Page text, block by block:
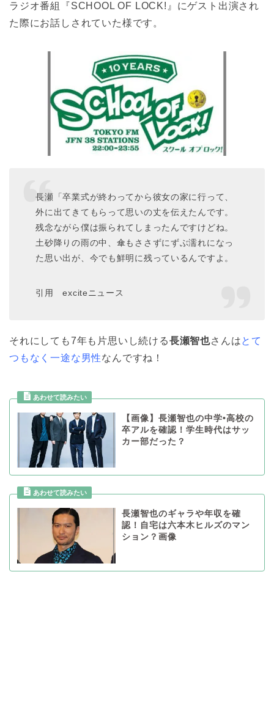
ラジオ番組『SCHOOL OF LOCK!』にゲスト出演され
た際にお話しされていた様です。
長瀬「卒業式が終わってから彼女の家に行って、
外に出てきてもらって思いの丈を伝えたんです。
残念ながら僕は振られてしまったんですけどね。
土砂降りの雨の中、傘もささずにずぶ濡れになっ
た思い出が、今でも鮮明に残っているんですよ。
引用 exciteニュース
それにしても7年も片思いし続ける長瀬智也さんはとて
つもなく一途な男性なんですね！
【画像】長瀬智也の中学•高校の
卒アルを確認！学生時代はサッ
カー部だった？
長瀬智也のギャラや年収を確
認！自宅は六本木ヒルズのマン
ション？画像